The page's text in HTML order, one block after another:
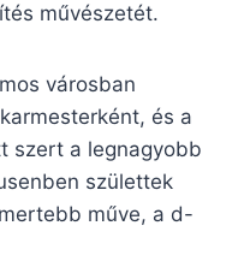
művészetét.
városban
és a
szert a legnagyobb
születtek
műve, a d-